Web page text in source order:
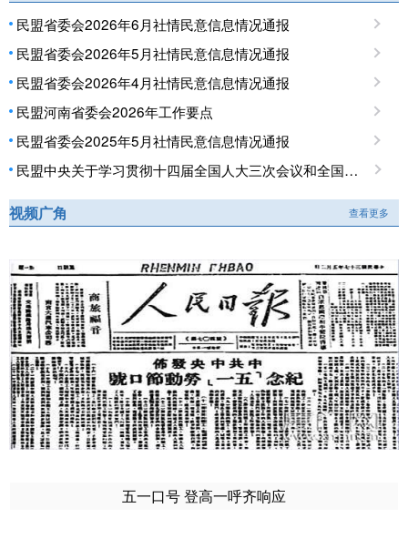
民盟省委会2026年6月社情民意信息情况通报
民盟省委会2026年5月社情民意信息情况通报
民盟省委会2026年4月社情民意信息情况通报
民盟河南省委会2026年工作要点
民盟省委会2025年5月社情民意信息情况通报
民盟中央关于学习贯彻十四届全国人大三次会议和全国政协十四届三次会议精神的决定
视频广角 查看更多
五一口号 登高一呼齐响应